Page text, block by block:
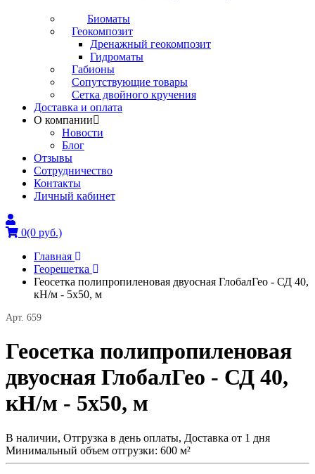
Биоматы
Геокомпозит
Дренажный геокомпозит
Гидроматы
Габионы
Сопутствующие товары
Сетка двойного кручения
Доставка и оплата
О компании
Новости
Блог
Отзывы
Сотрудничество
Контакты
Личный кабинет
0(0 руб.)
Главная
Георешетка
Геосетка полипропиленовая двуосная ГлобалГео - СД 40,
кН/м - 5x50, м
Арт. 659
Геосетка полипропиленовая
двуосная ГлобалГео - СД 40,
кН/м - 5x50, м
В наличии, Отгрузка в день оплаты, Доставка от 1 дня
Минимальный объем отгрузки: 600 м²